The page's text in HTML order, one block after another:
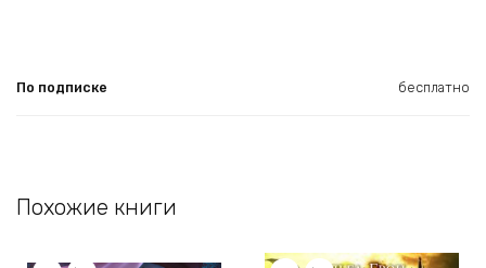
По подписке бесплатно
Похожие книги